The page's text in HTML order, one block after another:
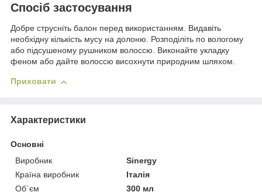
Спосіб застосування
Добре струсніть балон перед використанням. Видавіть
необхідну кількість мусу на долоню. Розподіліть по вологому
або підсушеному рушником волоссю. Виконайте укладку
феном або дайте волоссю висохнути природним шляхом.
Приховати
Характеристики
Основні
Виробник
Sinergy
Країна виробник
Італія
Об`єм
300 мл